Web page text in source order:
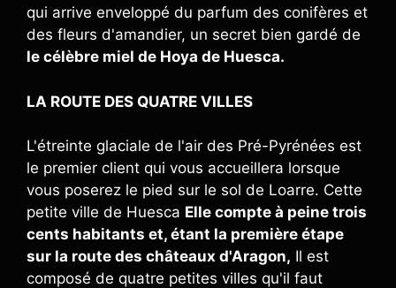
qui arrive enveloppé du parfum des conifères et
des fleurs d'amandier, un secret bien gardé de
le célèbre miel de Hoya de Huesca.
LA ROUTE DES QUATRE VILLES
L'étreinte glaciale de l'air des Pré-Pyrénées est
le premier client qui vous accueillera lorsque
vous poserez le pied sur le sol de Loarre. Cette
petite ville de Huesca Elle compte à peine trois
cents habitants et, étant la première étape
sur la route des châteaux d'Aragon, Il est
composé de quatre petites villes qu'il faut